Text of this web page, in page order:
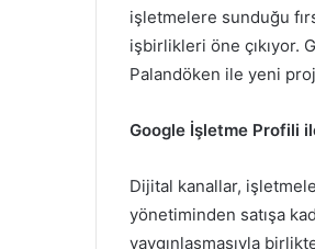
işletmelere sunduğu
işbirlikleri öne çıkıyor.
Palandöken ile yeni
Google İşletme Profili
Dijital kanallar,
yönetiminden satışa
yaygınlaşmasıyla